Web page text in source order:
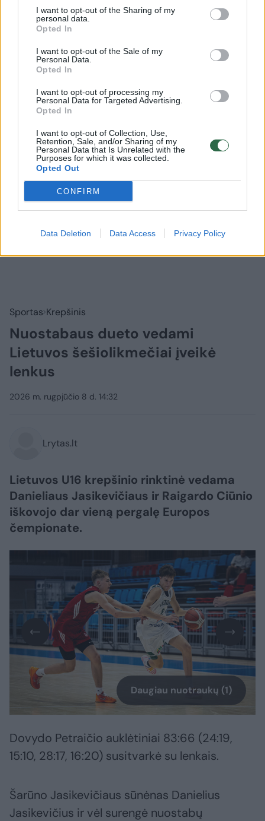
I want to opt-out of the Sharing of my
personal data.
Opted In
I want to opt-out of the Sale of my
Personal Data.
Opted In
I want to opt-out of processing my
Personal Data for Targeted Advertising.
Opted In
I want to opt-out of Collection, Use,
Retention, Sale, and/or Sharing of my
Personal Data that Is Unrelated with the
Purposes for which it was collected.
Opted Out
CONFIRM
Data Deletion Data Access Privacy Policy
Prisijunkite prie registruotų vartotojų
bendruomenės ir bendraukite komentaruose!
Prisijungti komentatoriams
Sportas Krepšinis
Nuostabaus dueto vedami
Lietuvos šešiolikmečiai įveikė
lenkus
2026 m. rugpjūčio 8 d. 14:32
Lrytas.lt
Lietuvos U16 krepšinio rinktinė vedama
Danieliaus Jasikevičiaus ir Raigardo Ciūnio
iškovojo dar vieną pergalę Europos
čempionate.
Daugiau nuotraukų (1)
Dovydo Petraičio auklėtiniai 83:66 (24:19,
15:10, 28:17, 16:20) susitvarkė su lenkais.
Šarūno Jasikevičiaus sūnėnas Danielius
Jasikevičius ir vėl surengė nuostabų